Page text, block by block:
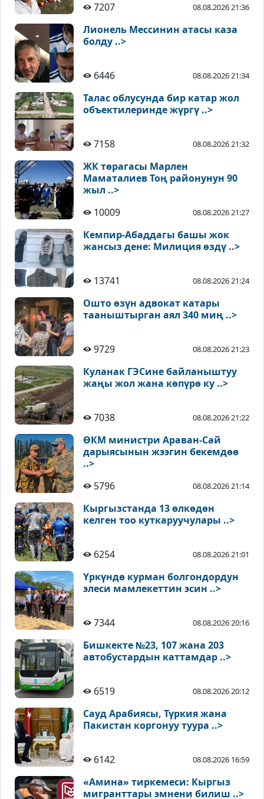
7207
08.08.2026 21:36
Лионель Мессинин атасы каза
болду ..>
6446 08.08.2026 21:34
Талас облусунда бир катар жол
объектилеринде жүргү ..>
7158 08.08.2026 21:32
ЖК төрагасы Марлен
Маматалиев Тоң районунун 90
жыл ..>
10009
08.08.2026 21:27
Кемпир-Абаддагы башы жок
жансыз дене: Милиция өздү ..>
13741 08.08.2026 21:24
Ошто өзүн адвокат катары
тааныштырган аял 340 миң ..>
9729 08.08.2026 21:23
Куланак ГЭСине байланыштуу
жаңы жол жана көпүрө ку ..>
7038 08.08.2026 21:22
ӨКМ министри Араван-Сай
дарыясынын жээгин бекемдөө
..>
5796
08.08.2026 21:14
Кыргызстанда 13 өлкөдөн
келген тоо куткаруучулары ..>
6254 08.08.2026 21:01
Үркүндө курман болгондордун
элеси мамлекеттин эсин ..>
7344 08.08.2026 20:16
Бишкекте №23, 107 жана 203
автобустардын каттамдар ..>
6519 08.08.2026 20:12
Сауд Арабиясы, Түркия жана
Пакистан коргонуу туура ..>
6142 08.08.2026 16:59
«Амина» тиркемеси: Кыргыз
мигранттары эмнени билиш ..>